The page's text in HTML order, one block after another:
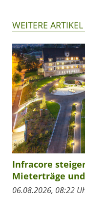
WEITERE
Infracore
Mieterträge
06.08.2026, 08:22